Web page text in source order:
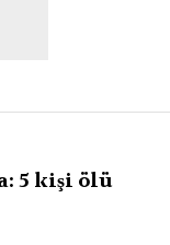
5 kişi ölü